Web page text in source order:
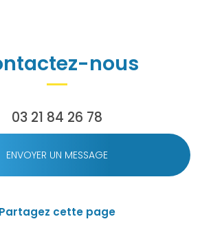
nous
03 21 84 26 78
ENVOYER UN MESSAGE
Partagez cette page